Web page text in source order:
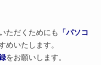
ただくためにも
「パソコ
めいたします。
をお願いします。